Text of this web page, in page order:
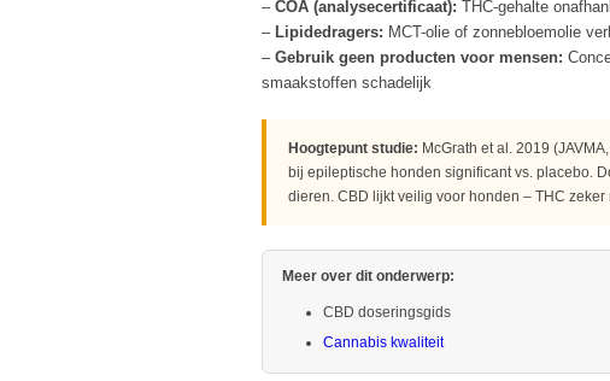
– COA (analysecertificaat): THC-gehalte
– Lipidedragers: MCT-olie of zonnebloemolie
– Gebruik geen producten voor mensen:
smaakstoffen schadelijk
Hoogtepunt studie: McGrath et al. 2019
bij epileptische honden significant vs. placebo.
dieren. CBD lijkt veilig voor honden – THC zeker
Meer over dit onderwerp:
CBD doseringsgids
Cannabis kwaliteit